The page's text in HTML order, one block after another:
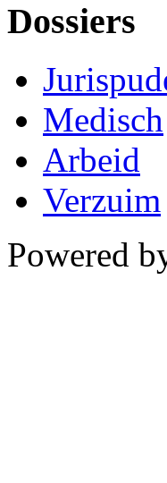
Dossiers
Medisch
Arbeid
Verzuim
Powered